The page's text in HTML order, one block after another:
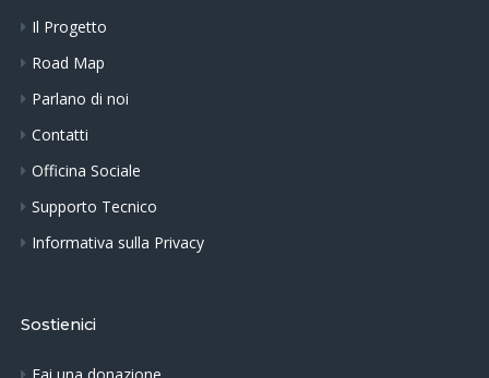
Il Progetto
Road Map
Parlano di noi
Contatti
Officina Sociale
Supporto Tecnico
Informativa sulla Privacy
Sostienici